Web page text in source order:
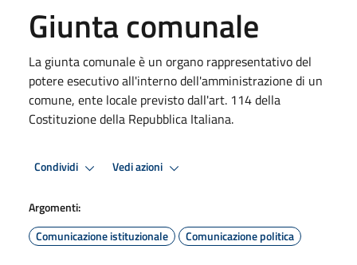
Giunta comunale
La giunta comunale è un organo rappresentativo del
potere esecutivo all'interno dell'amministrazione di un
comune, ente locale previsto dall'art. 114 della
Costituzione della Repubblica Italiana.
Condividi Vedi azioni
Argomenti:
Comunicazione istituzionale
Comunicazione politica